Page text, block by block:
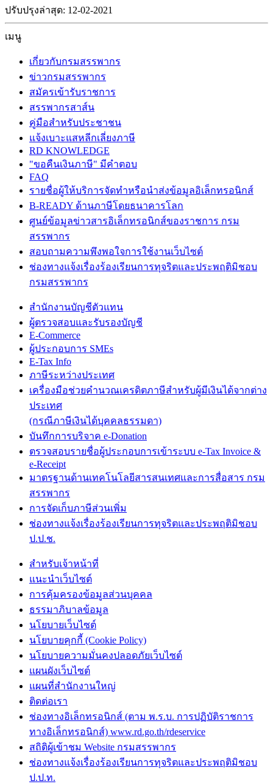
ปรับปรุงล่าสุด: 12-02-2021
เมนู
เกี่ยวกับกรมสรรพากร
ข่าวกรมสรรพากร
สมัครเข้ารับราชการ
สรรพากรสาส์น
คู่มือสำหรับประชาชน
แจ้งเบาะแสหลีกเลี่ยงภาษี
RD KNOWLEDGE
"ขอคืนเงินภาษี" มีคำตอบ
FAQ
รายชื่อผู้ให้บริการจัดทำหรือนำส่งข้อมูลอิเล็กทรอนิกส์
B-READY ด้านภาษีโดยธนาคารโลก
ศูนย์ข้อมูลข่าวสารอิเล็กทรอนิกส์ของราชการ กรม
สรรพากร
สอบถามความพึงพอใจการใช้งานเว็บไซต์
ช่องทางแจ้งเรื่องร้องเรียนการทุจริตและประพฤติมิชอบ
กรมสรรพากร
สำนักงานบัญชีตัวแทน
ผู้ตรวจสอบและรับรองบัญชี
E-Commerce
ผู้ประกอบการ SMEs
E-Tax Info
ภาษีระหว่างประเทศ
เครื่องมือช่วยคำนวณเครดิตภาษีสำหรับผู้มีเงินได้จากต่าง
ประเทศ
(กรณีภาษีเงินได้บุคคลธรรมดา)
บันทึกการบริจาค e-Donation
ตรวจสอบรายชื่อผู้ประกอบการเข้าระบบ e-Tax Invoice &
e-Receipt
มาตรฐานด้านเทคโนโลยีสารสนเทศและการสื่อสาร กรม
สรรพากร
การจัดเก็บภาษีส่วนเพิ่ม
ช่องทางแจ้งเรื่องร้องเรียนการทุจริตและประพฤติมิชอบ
ป.ป.ช.
สำหรับเจ้าหน้าที่
แนะนำเว็บไซต์
การคุ้มครองข้อมูลส่วนบุคคล
ธรรมาภิบาลข้อมูล
นโยบายเว็บไซต์
นโยบายคุกกี้ (Cookie Policy)
นโยบายความมั่นคงปลอดภัยเว็บไซต์
แผนผังเว็บไซต์
แผนที่สำนักงานใหญ่
ติดต่อเรา
ช่องทางอิเล็กทรอนิกส์ (ตาม พ.ร.บ. การปฏิบัติราชการ
ทางอิเล็กทรอนิกส์) www.rd.go.th/rdeservice
สถิติผู้เข้าชม Website กรมสรรพากร
ช่องทางแจ้งเรื่องร้องเรียนการทุจริตและประพฤติมิชอบ
ป.ป.ท.